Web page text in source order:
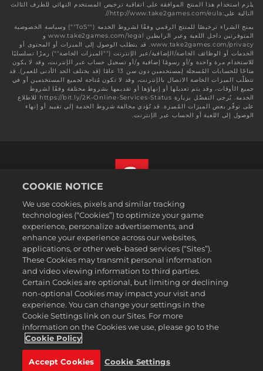
يلزم استخدام هذا المنتج الموافقة على اتفاقية ترخيص المستخدم النهائي للطرف الثالث
التالية على:http://www.take2games.com/eula//
يمنح الشراء ترخيصًا للمنتج الرقمي وفقًا لشروط الخدمة (""ToS"") وسياسة الخصوصية
المتوفرتين داخل اللعبة وعبر الرابطين www.take2games.com/legal و
www.take2games.com/privacy. قد يتطلب الوصول إلى الميزات أو المحتوى أو
الخدمات أو الوظائف الخاصة/الإضافية/عبر الإنترنت (""الميزات الخاصة"") رمزًا تسلسليًا
للاستخدام مرة واحدة و/أو رسومًا إضافية و/أو تسجيل حساب عبر الإنترنت، وقد لا يكون
متاحًا للحسابات المُسجلة لِمستخدمين دون سن 13 عامًا (قد يختلف الحد الأدنى للعمر). قد
تتطلّب الميزات الخاصة الاتصال بالإنترنت، وقد لا تكون مُتاحة لجميع المستخدمين أو في
جميع الأوقات، وقد يتم تعديلها أو إنهاؤها أو تقديمها بشروط مختلفة وفقًا لشروط
الخدمة. يُرجى التفضّل بزيارة https://bit.ly/2K-Online-Services-Status للاطلاع
على توفّر بعض الميزات المُميزة. قد تُؤدي مخالفة شروط الخدمة إلى تقييد أو إنهاء
الوصول إلى اللعبة أو الحساب عبر الإنترنت.
القسم القانوني
سياسة الخصوصية
سياسة ملفات تعريف الارتباط
Support
عدم بيع أو مشاركة معلوماتي الشخصية
Order Lookup & Refunds
2K Ad Partners
©2016-2026 Take-Two Interactive Software Inc. 2K, Firaxis Games,
Civilization, and their respective logos are trademarks of Take-Two
Interactive Software, Inc. All rights reserved.
جميع العلامات التجارية المشار إليها هنا ملك لأصحابها المعنيين.
العربية
COOKIE NOTICE
We use cookies, pixels and similar tracking
technologies (“Cookies”) to optimize your game
experience, personalize advertisements, and
enhance your experience across our websites,
applications, or other web-based services (“Sites”).
These Cookies may transmit personal information
and video viewing information to third parties.
Certain Cookies are optional, but limiting or declining
non-optional Cookies may impact your visit and
experience. You can change your settings in the
Cookie Settings link on our Sites. For more
information on the Cookies we use, please go to the
Cookie Policy
Cookie Settings
Accept Cookies